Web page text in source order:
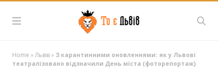
Home »Львів» З карантинними оновленнями: як у Львові
театралізовано відзначили День міста (фоторепортаж)